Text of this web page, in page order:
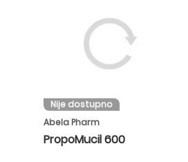
Nije dostupno
Abela Pharm
PropoMucil 600